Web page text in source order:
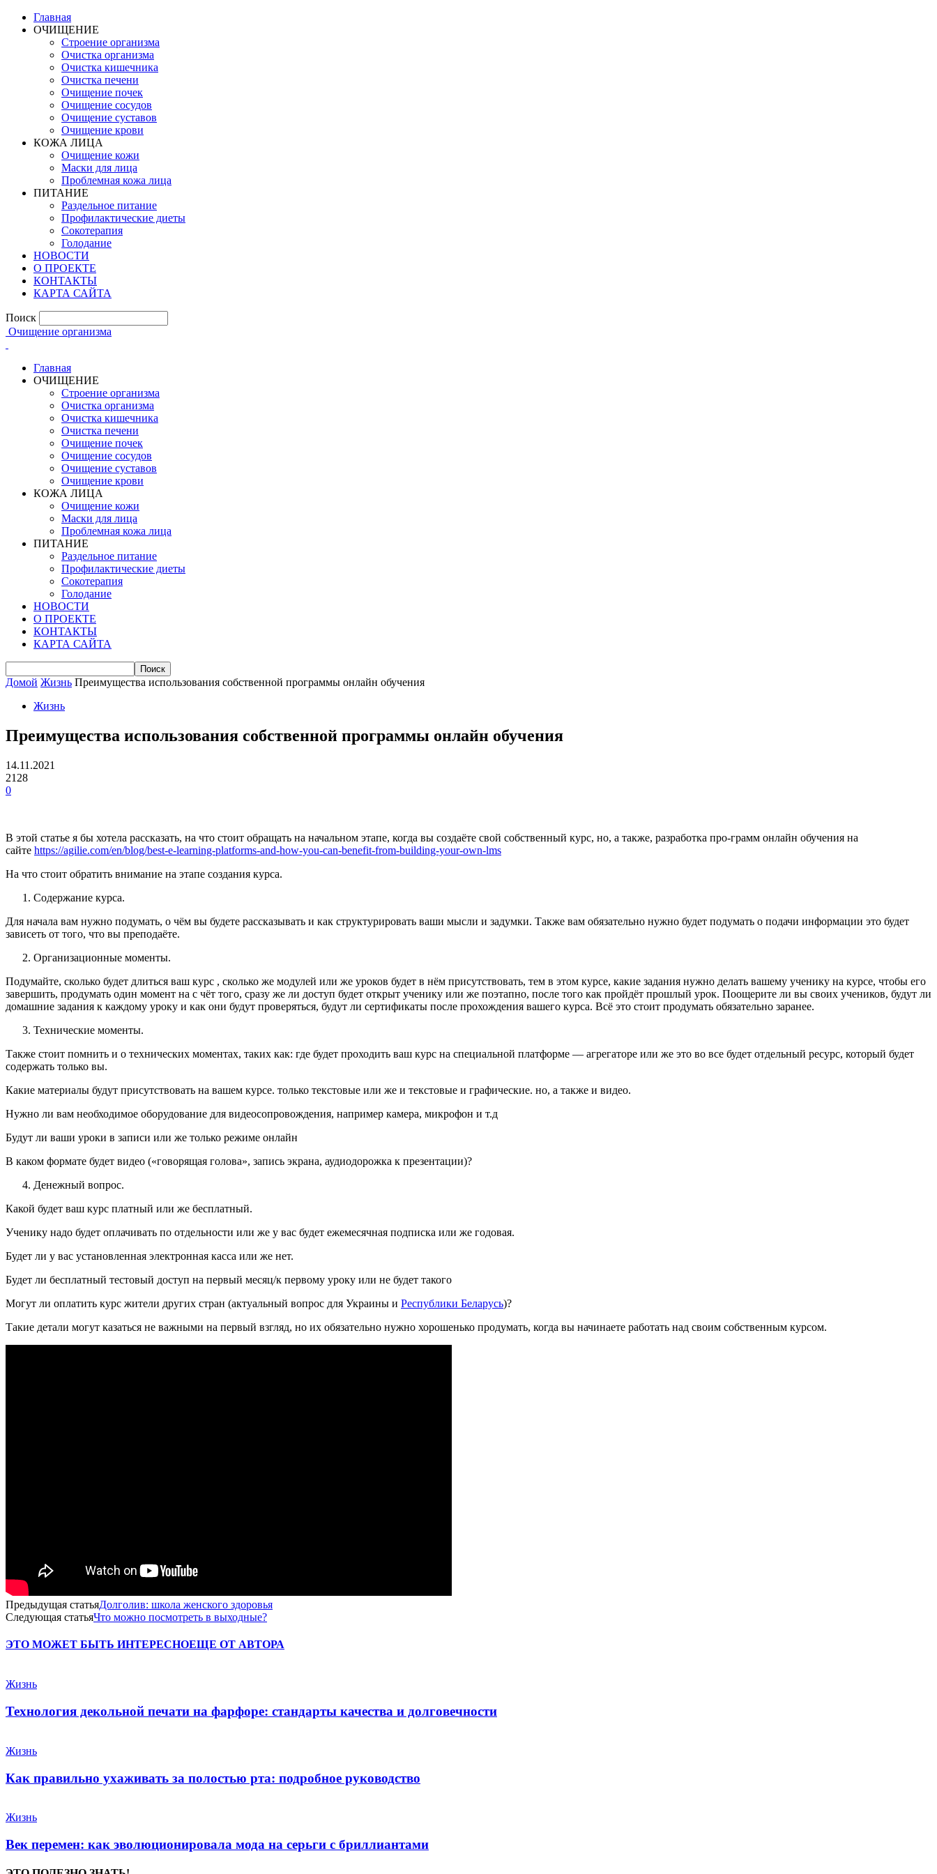
Главная
ОЧИЩЕНИЕ
Строение организма
Очистка организма
Очистка кишечника
Очистка печени
Очищение почек
Очищение сосудов
Очищение суставов
Очищение крови
КОЖА ЛИЦА
Очищение кожи
Маски для лица
Проблемная кожа лица
ПИТАНИЕ
Раздельное питание
Профилактические диеты
Сокотерапия
Голодание
НОВОСТИ
О ПРОЕКТЕ
КОНТАКТЫ
КАРТА САЙТА
Поиск
Очищение организма
Главная
ОЧИЩЕНИЕ
Строение организма
Очистка организма
Очистка кишечника
Очистка печени
Очищение почек
Очищение сосудов
Очищение суставов
Очищение крови
КОЖА ЛИЦА
Очищение кожи
Маски для лица
Проблемная кожа лица
ПИТАНИЕ
Раздельное питание
Профилактические диеты
Сокотерапия
Голодание
НОВОСТИ
О ПРОЕКТЕ
КОНТАКТЫ
КАРТА САЙТА
Домой Жизнь Преимущества использования собственной программы онлайн обучения
Жизнь
Преимущества использования собственной программы онлайн обучения
14.11.2021
2128
0
В этой статье я бы хотела рассказать, на что стоит обращать на начальном этапе, когда вы создаёте свой собственный курс, но, а также, разработка про-грамм онлайн обучения на
сайте https://agilie.com/en/blog/best-e-learning-platforms-and-how-you-can-benefit-from-building-your-own-lms
На что стоит обратить внимание на этапе создания курса.
Содержание курса.
Для начала вам нужно подумать, о чём вы будете рассказывать и как структурировать ваши мысли и задумки. Также вам обязательно нужно будет подумать о подачи информации это будет
зависеть от того, что вы преподаёте.
Организационные моменты.
Подумайте, сколько будет длиться ваш курс , сколько же модулей или же уроков будет в нём присутствовать, тем в этом курсе, какие задания нужно делать вашему ученику на курсе, чтобы его
завершить, продумать один момент на с чёт того, сразу же ли доступ будет открыт ученику или же поэтапно, после того как пройдёт прошлый урок. Поощерите ли вы своих учеников, будут ли
домашние задания к каждому уроку и как они будут проверяться, будут ли сертификаты после прохождения вашего курса. Всё это стоит продумать обязательно заранее.
Технические моменты.
Также стоит помнить и о технических моментах, таких как: где будет проходить ваш курс на специальной платформе — агрегаторе или же это во все будет отдельный ресурс, который будет
содержать только вы.
Какие материалы будут присутствовать на вашем курсе. только текстовые или же и текстовые и графические. но, а также и видео.
Нужно ли вам необходимое оборудование для видеосопровождения, например камера, микрофон и т.д
Будут ли ваши уроки в записи или же только режиме онлайн
В каком формате будет видео («говорящая голова», запись экрана, аудиодорожка к презентации)?
Денежный вопрос.
Какой будет ваш курс платный или же бесплатный.
Ученику надо будет оплачивать по отдельности или же у вас будет ежемесячная подписка или же годовая.
Будет ли у вас установленная электронная касса или же нет.
Будет ли бесплатный тестовый доступ на первый месяц/к первому уроку или не будет такого
Могут ли оплатить курс жители других стран (актуальный вопрос для Украины и Республики Беларусь)?
Такие детали могут казаться не важными на первый взгляд, но их обязательно нужно хорошенько продумать, когда вы начинаете работать над своим собственным курсом.
Предыдущая статьяДолголив: школа женского здоровья
Следующая статьяЧто можно посмотреть в выходные?
ЭТО МОЖЕТ БЫТЬ ИНТЕРЕСНОЕЩЕ ОТ АВТОРА
Жизнь
Технология декольной печати на фарфоре: стандарты качества и долговечности
Жизнь
Как правильно ухаживать за полостью рта: подробное руководство
Жизнь
Век перемен: как эволюционировала мода на серьги с бриллиантами